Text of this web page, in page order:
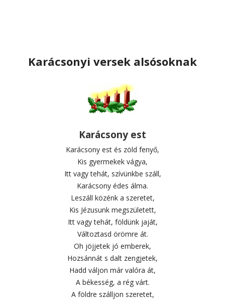
Karácsonyi versek alsósoknak
Karácsony est
Karácsony est és zöld fenyő,
Kis gyermekek vágya,
Itt vagy tehát, szívünkbe száll,
Karácsony édes álma.
Leszáll közénk a szeretet,
Kis Jézusunk megszületett,
Itt vagy tehát, földünk jaját,
Változtasd örömre át.
Oh jöjjetek jó emberek,
Hozsánnát s dalt zengjetek,
Hadd váljon már valóra át,
A békesség, a rég várt.
A földre szálljon szeretet,